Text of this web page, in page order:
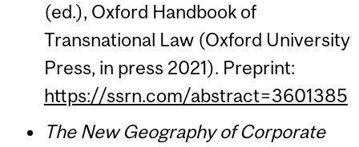
(ed.), Oxford Handbook of
Transnational Law (Oxford University
Press, in press 2021). Preprint:
https://ssrn.com/abstract=3601385
The New Geography of Corporate